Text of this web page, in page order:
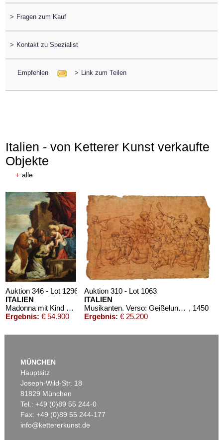
> Fragen zum Kauf
> Kontakt zu Spezialist
Empfehlen > Link zum Teilen
Italien - von Ketterer Kunst verkaufte
Objekte
+ alle
Auktion 346 - Lot 1296
ITALIEN
Madonna mit Kind und Heiligen
Ergebnis: € 54.900
Auktion 310 - Lot 1063
ITALIEN
Musikanten. Verso: Geißelung Christi , 1450
Ergebnis: € 25.200
Auktion 370 - Lot 1047
MÜNCHEN
Hauptsitz
Joseph-Wild-Str. 18
81829 München
Tel.: +49 (0)89 55 244-0
Fax: +49 (0)89 55 244-177
info@kettererkunst.de